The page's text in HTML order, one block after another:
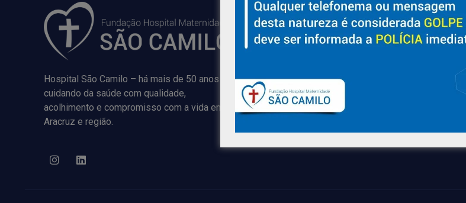
Hospital São Camilo – há mais de 50 anos
cuidando da saúde com qualidade,
acolhimento e compromisso com a vida em
Aracruz e região.
Sobre
Nossa História e Fundador
Trabalhe Conosco
Blog
Suporte
Ouvidoria
Solicitar
Transparência
Canal